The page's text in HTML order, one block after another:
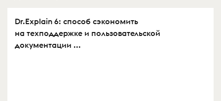
Dr.Explain 6: способ сэкономить
на техподдержке и пользовательской
документации ...